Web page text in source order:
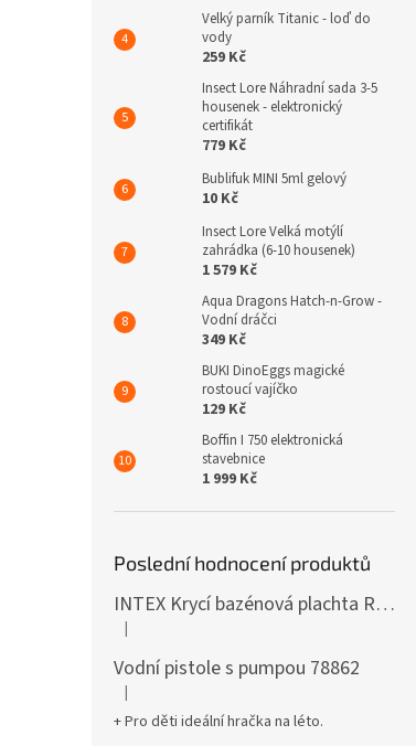
Velký parník Titanic - loď do
vody
259 Kč
Insect Lore Náhradní sada 3-5
housenek - elektronický
certifikát
779 Kč
Bublifuk MINI 5ml gelový
10 Kč
Insect Lore Velká motýlí
zahrádka (6-10 housenek)
1 579 Kč
Aqua Dragons Hatch-n-Grow -
Vodní dráčci
349 Kč
BUKI DinoEggs magické
rostoucí vajíčko
129 Kč
Boffin I 750 elektronická
stavebnice
1 999 Kč
Poslední hodnocení produktů
INTEX Krycí bazénová plachta Round 305cm 28030
Hodnocení produktu je 5 z 5 hvězdiček.
|
Vodní pistole s pumpou 78862
Hodnocení produktu je 5 z 5 hvězdiček.
|
+ Pro děti ideální hračka na léto.